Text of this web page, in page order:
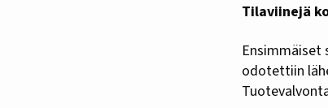
Tilaviinejä
Ensimmäiset
odotettiin